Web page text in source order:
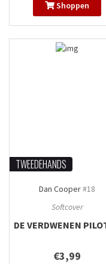
Shoppen
TWEEDEHANDS
Dan Cooper#18
Softcover
DE VERDWENEN
€3,99